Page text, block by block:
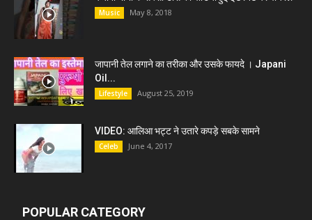
Music May 8, 2018
जापानी तेल लगाने का तरीका और उसके फायदे । Japani
Oil...
Lifestyle August 25, 2019
VIDEO: आलिआ भट्ट ने उतारे कपड़े सबके सामने
Celeb June 4, 2017
POPULAR CATEGORY